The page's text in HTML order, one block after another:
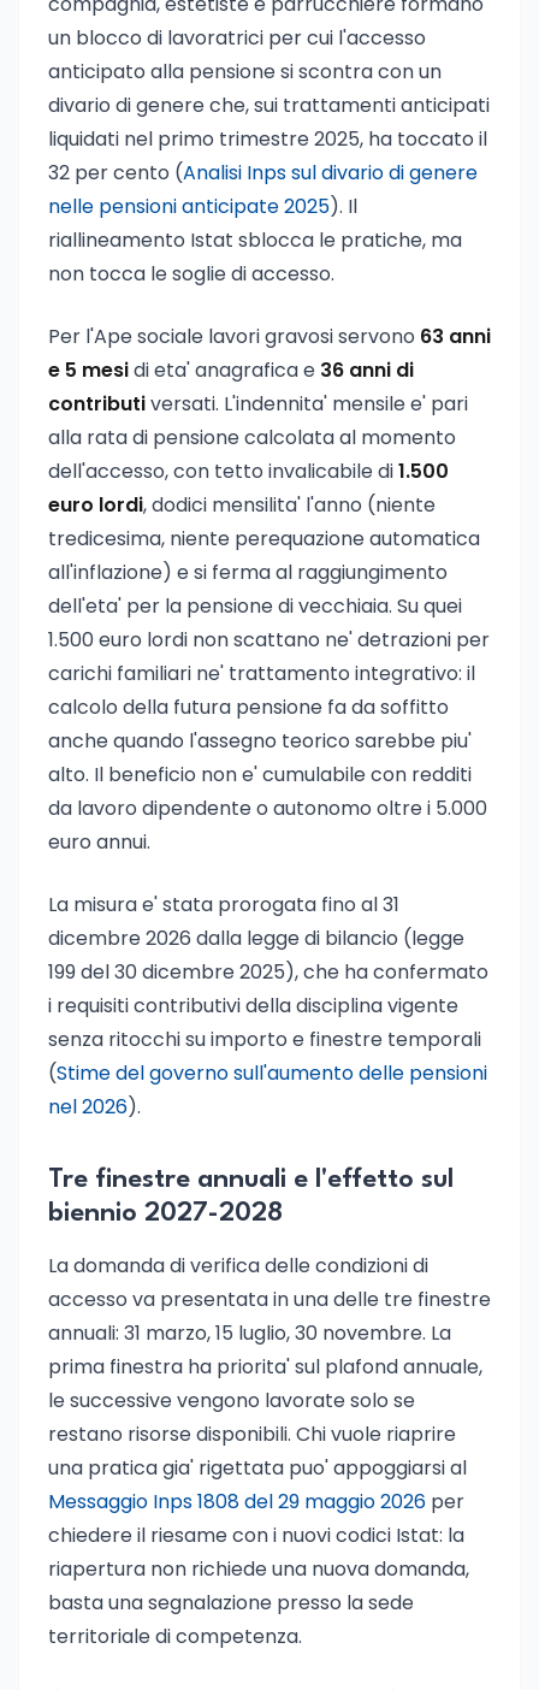
un blocco di lavoratrici per cui l'accesso
anticipato alla pensione si scontra con un
divario di genere che, sui trattamenti anticipati
liquidati nel primo trimestre 2025, ha toccato il
32 per cento (Analisi Inps sul divario di genere
nelle pensioni anticipate 2025). Il
riallineamento Istat sblocca le pratiche, ma
non tocca le soglie di accesso.
Per l'Ape sociale lavori gravosi servono 63 anni
e 5 mesidi eta' anagrafica e 36 anni di
contributiversati. L'indennita' mensile e' pari
alla rata di pensione calcolata al momento
dell'accesso, con tetto invalicabile di1.500
euro lordi, dodici mensilita' l'anno (niente
tredicesima, niente perequazione automatica
all'inflazione) e si ferma al raggiungimento
dell'eta' per la pensione di vecchiaia. Su quei
1.500 euro lordi non scattano ne' detrazioni per
carichi familiari ne' trattamento integrativo: il
calcolo della futura pensione fa da soffitto
anche quando l'assegno teorico sarebbe piu'
alto. Il beneficio non e' cumulabile con redditi
da lavoro dipendente o autonomo oltre i 5.000
euro annui.
La misura e' stata prorogata fino al 31
dicembre 2026 dalla legge di bilancio (legge
199 del 30 dicembre 2025), che ha confermato
i requisiti contributivi della disciplina vigente
senza ritocchi su importo e finestre temporali
(Stime del governo sull'aumento delle pensioni
nel 2026).
Tre finestre annuali e l'effetto sul
biennio 2027-2028
La domanda di verifica delle condizioni di
accesso va presentata in una delle tre finestre
annuali: 31 marzo, 15 luglio, 30 novembre. La
prima finestra ha priorita' sul plafond annuale,
le successive vengono lavorate solo se
restano risorse disponibili. Chi vuole riaprire
una pratica gia' rigettata puo' appoggiarsi al
Messaggio Inps 1808 del 29 maggio 2026 per
chiedere il riesame con i nuovi codici Istat: la
riapertura non richiede una nuova domanda,
basta una segnalazione presso la sede
territoriale di competenza.